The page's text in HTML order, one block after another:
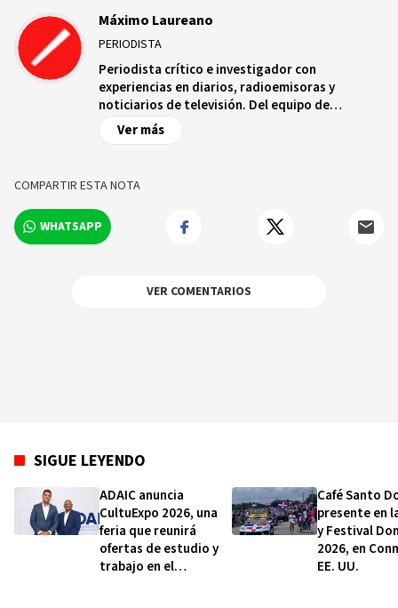
Máximo Laureano
PERIODISTA
Periodista crítico e investigador con
experiencias en diarios, radioemisoras y
noticiarios de televisión. Del equipo de
http://Acento.com.do .
Ver más
COMPARTIR ESTA NOTA
WHATSAPP
VER COMENTARIOS
SIGUE LEYENDO
ADAIC anuncia
CultuExpo 2026, una
feria que reunirá
ofertas de estudio y
trabajo en el
Café Santo
presente en
y Festival
2026, en
EE. UU.